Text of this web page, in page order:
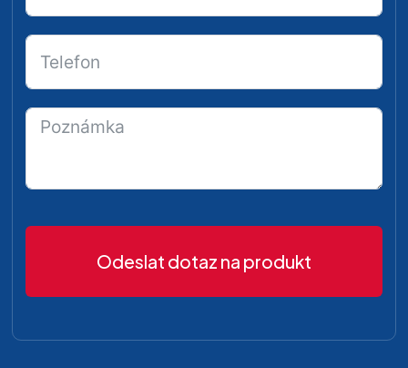
Odeslat dotaz na produkt